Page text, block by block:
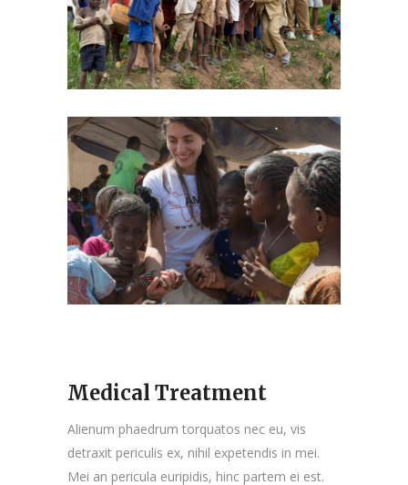
Medical Treatment
Alienum phaedrum torquatos nec eu, vis
detraxit periculis ex, nihil expetendis in mei.
Mei an pericula euripidis, hinc partem ei est.